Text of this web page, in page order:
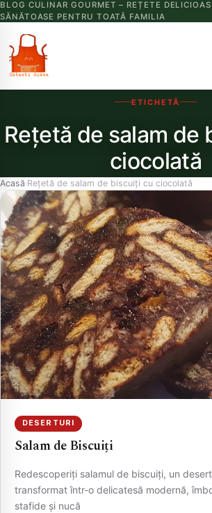
BLOG CULINAR GOURMET – REȚETE
SĂNĂTOASE PENTRU TOATĂ FAMILIA
ETICHETĂ
Rețetă de salam de
ciocolată
Acasă›Rețetă de salam de biscuiți cu ciocolată
DESERTURI
Salam de Biscuiți
Redescoperiți salamul de biscuiți, un
transformat într-o delicatesă modernă,
stafide și nucă